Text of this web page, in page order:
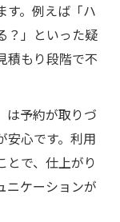
す。例えば「ハ
？」といった疑
積もり段階で不
は予約が取りづ
安心です。利用
とで、仕上がり
ニケーションが